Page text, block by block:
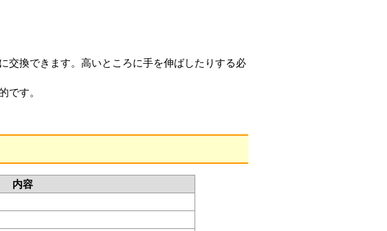
交換できます。高いところに手を伸ばしたりする必
です。
内容